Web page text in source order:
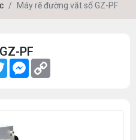
Máy rẽ đường vắt sổ GZ-PF
PF
TwitterMessenger